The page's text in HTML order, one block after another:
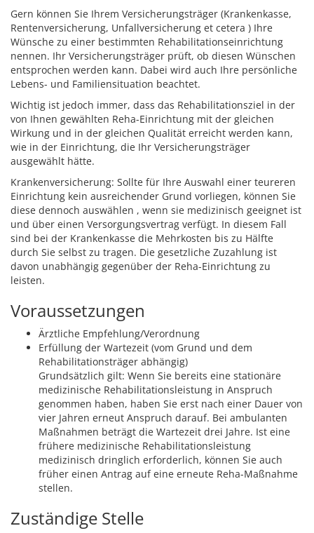
Gern können Sie Ihrem Versicherungsträger (Krankenkasse,
Rentenversicherung, Unfallversicherung et cetera ) Ihre
Wünsche zu einer bestimmten Rehabilitationseinrichtung
nennen. Ihr Versicherungsträger prüft, ob diesen Wünschen
entsprochen werden kann. Dabei wird auch Ihre persönliche
Lebens- und Familiensituation beachtet.
Wichtig ist jedoch immer, dass das Rehabilitationsziel in der
von Ihnen gewählten Reha-Einrichtung mit der gleichen
Wirkung und in der gleichen Qualität erreicht werden kann,
wie in der Einrichtung, die Ihr Versicherungsträger
ausgewählt hätte.
Krankenversicherung: Sollte für Ihre Auswahl einer teureren
Einrichtung kein ausreichender Grund vorliegen, können Sie
diese dennoch auswählen , wenn sie medizinisch geeignet ist
und über einen Versorgungsvertrag verfügt. In diesem Fall
sind bei der Krankenkasse die Mehrkosten bis zu Hälfte
durch Sie selbst zu tragen. Die gesetzliche Zuzahlung ist
davon unabhängig gegenüber der Reha-Einrichtung zu
leisten.
Voraussetzungen
Ärztliche Empfehlung/Verordnung
Erfüllung der Wartezeit (vom Grund und dem
Rehabilitationsträger abhängig)
Grundsätzlich gilt: Wenn Sie bereits eine stationäre
medizinische Rehabilitationsleistung in Anspruch
genommen haben, haben Sie erst nach einer Dauer von
vier Jahren erneut Anspruch darauf. Bei ambulanten
Maßnahmen beträgt die Wartezeit drei Jahre. Ist eine
frühere medizinische Rehabilitationsleistung
medizinisch dringlich erforderlich, können Sie auch
früher einen Antrag auf eine erneute Reha-Maßnahme
stellen.
Zuständige Stelle